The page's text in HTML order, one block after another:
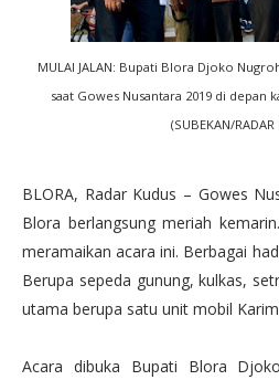
MULAI JALAN: Bupati Blora Djoko
saat Gowes Nusantara 2019 di
(SUBEKAN/RADAR
BLORA, Radar Kudus – Gowes
Blora berlangsung meriah
meramaikan acara ini. Berbagai
Berupa sepeda gunung, kulkas,
utama berupa satu unit mobil
Acara dibuka Bupati Blora